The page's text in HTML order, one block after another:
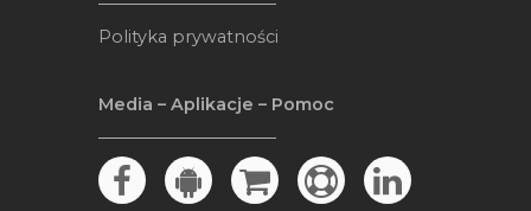
Polityka prywatności
Media – Aplikacje – Pomoc